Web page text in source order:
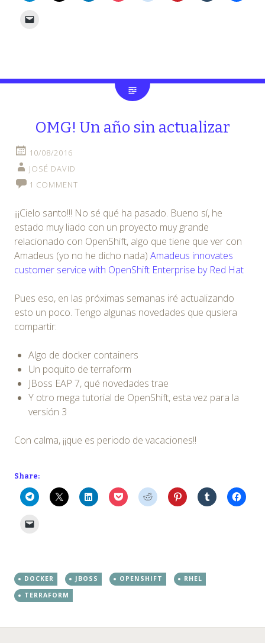
OMG! Un año sin actualizar
10/08/2016
JOSÉ DAVID
1 COMMENT
¡¡¡Cielo santo!!! No sé qué ha pasado. Bueno sí, he
estado muy liado con un proyecto muy grande
relacionado con OpenShift, algo que tiene que ver con
Amadeus (yo no he dicho nada) Amadeus innovates
customer service with OpenShift Enterprise by Red Hat
Pues eso, en las próximas semanas iré actualizando
esto un poco. Tengo algunas novedades que qusiera
compartir:
Algo de docker containers
Un poquito de terraform
JBoss EAP 7, qué novedades trae
Y otro mega tutorial de OpenShift, esta vez para la
versión 3
Con calma, ¡¡que es periodo de vacaciones!!
Share:
DOCKER JBOSS OPENSHIFT
RHEL
TERRAFORM